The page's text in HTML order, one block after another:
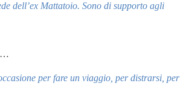
dell’ex Mattatoio. Sono di supporto agli
…
per fare un viaggio, per distrarsi, per